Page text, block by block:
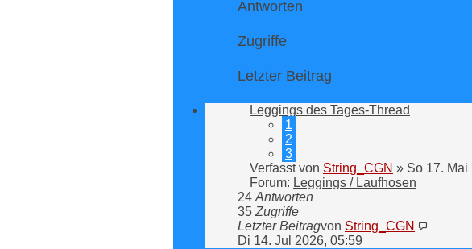
Antworten
Zugriffe
Letzter Beitrag
Leggings des Tages-Thread
1
2
3
Verfasst von String_CGN » So 17. Mai
Forum: Leggings / Laufhosen
24Antworten
35Zugriffe
Letzter Beitragvon String_CGN
Di 14. Jul 2026, 05:59